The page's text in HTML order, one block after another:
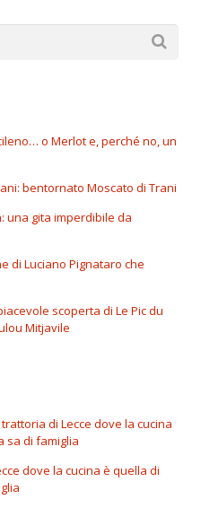
o Merlot e, perché no, un
bentornato Moscato di Trani
una gita imperdibile da
di Luciano Pignataro che
scoperta di Le Pic du
Mitjavile
trattoria di Lecce dove la cucina
sa di famiglia
dove la cucina è quella di